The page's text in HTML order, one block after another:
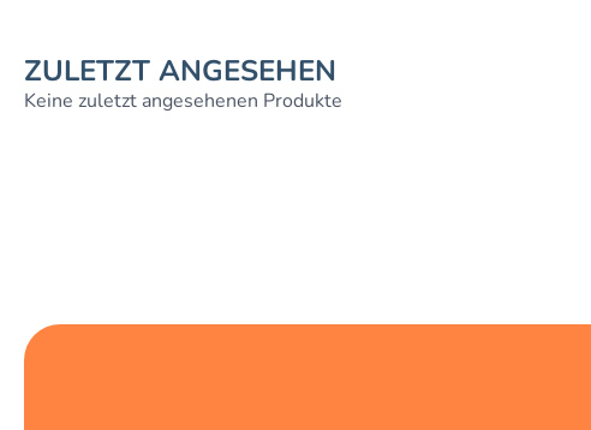
ZULETZT ANGESEHEN
Keine zuletzt angesehenen Produkte